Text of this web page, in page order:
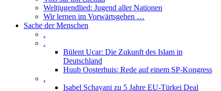
Weltjugendlied: Jugend aller Nationen
Wir lernen im Vorwärtsgehen …
Sache der Menschen
.
.
Bülent Ucar: Die Zukunft des Islam in
Deutschland
Huub Oosterhuis: Rede auf einem SP-Kongress
.
Isabel Schayani zu 5 Jahre EU-Türkei Deal